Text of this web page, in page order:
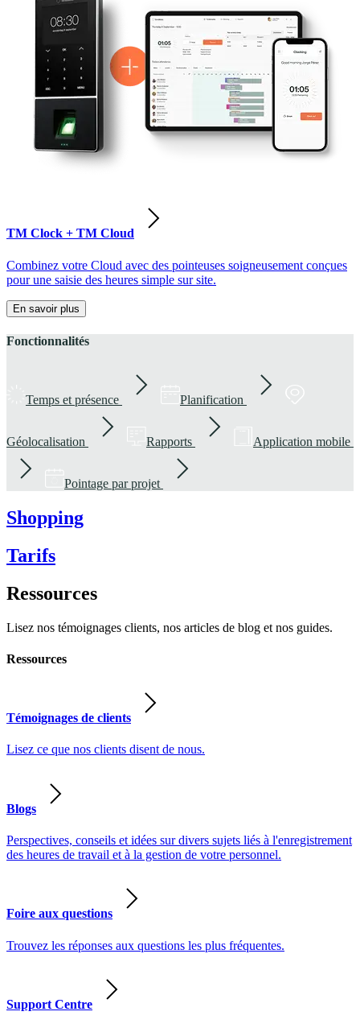
TM Clock + TM Cloud
Combinez votre Cloud avec des pointeuses soigneusement conçues
pour une saisie des heures simple sur site.
En savoir plus
Fonctionnalités
Temps et présence Planification
Géolocalisation Rapports Application mobile
Pointage par projet
Shopping
Tarifs
Ressources
Lisez nos témoignages clients, nos articles de blog et nos guides.
Ressources
Témoignages de clients
Lisez ce que nos clients disent de nous.
Blogs
Perspectives, conseils et idées sur divers sujets liés à l'enregistrement
des heures de travail et à la gestion de votre personnel.
Foire aux questions
Trouvez les réponses aux questions les plus fréquentes.
Support Centre